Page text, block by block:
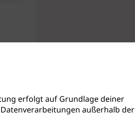
erfolgt auf Grundlage deiner
Datenverarbeitungen außerhalb der